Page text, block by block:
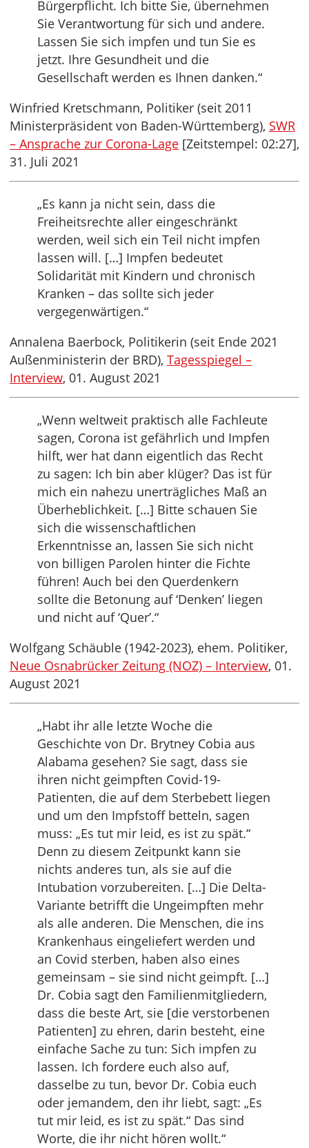
Bürgerpflicht. Ich bitte Sie, übernehmen
Sie Verantwortung für sich und andere.
Lassen Sie sich impfen und tun Sie es
jetzt. Ihre Gesundheit und die
Gesellschaft werden es Ihnen danken.“
Winfried Kretschmann, Politiker (seit 2011
Ministerpräsident von Baden-Württemberg), SWR
– Ansprache zur Corona-Lage [Zeitstempel: 02:27],
31. Juli 2021
„Es kann ja nicht sein, dass die
Freiheitsrechte aller eingeschränkt
werden, weil sich ein Teil nicht impfen
lassen will. […] Impfen bedeutet
Solidarität mit Kindern und chronisch
Kranken – das sollte sich jeder
vergegenwärtigen.“
Annalena Baerbock, Politikerin (seit Ende 2021
Außenministerin der BRD), Tagesspiegel –
Interview, 01. August 2021
„Wenn weltweit praktisch alle Fachleute
sagen, Corona ist gefährlich und Impfen
hilft, wer hat dann eigentlich das Recht
zu sagen: Ich bin aber klüger? Das ist für
mich ein nahezu unerträgliches Maß an
Überheblichkeit. […] Bitte schauen Sie
sich die wissenschaftlichen
Erkenntnisse an, lassen Sie sich nicht
von billigen Parolen hinter die Fichte
führen! Auch bei den Querdenkern
sollte die Betonung auf ‘Denken’ liegen
und nicht auf ‘Quer’.“
Wolfgang Schäuble (1942-2023), ehem. Politiker,
Neue Osnabrücker Zeitung (NOZ) – Interview, 01.
August 2021
„Habt ihr alle letzte Woche die
Geschichte von Dr. Brytney Cobia aus
Alabama gesehen? Sie sagt, dass sie
ihren nicht geimpften Covid-19-
Patienten, die auf dem Sterbebett liegen
und um den Impfstoff betteln, sagen
muss: „Es tut mir leid, es ist zu spät.“
Denn zu diesem Zeitpunkt kann sie
nichts anderes tun, als sie auf die
Intubation vorzubereiten. […] Die Delta-
Variante betrifft die Ungeimpften mehr
als alle anderen. Die Menschen, die ins
Krankenhaus eingeliefert werden und
an Covid sterben, haben also eines
gemeinsam – sie sind nicht geimpft. […]
Dr. Cobia sagt den Familienmitgliedern,
dass die beste Art, sie [die verstorbenen
Patienten] zu ehren, darin besteht, eine
einfache Sache zu tun: Sich impfen zu
lassen. Ich fordere euch also auf,
dasselbe zu tun, bevor Dr. Cobia euch
oder jemandem, den ihr liebt, sagt: „Es
tut mir leid, es ist zu spät.“ Das sind
Worte, die ihr nicht hören wollt.“